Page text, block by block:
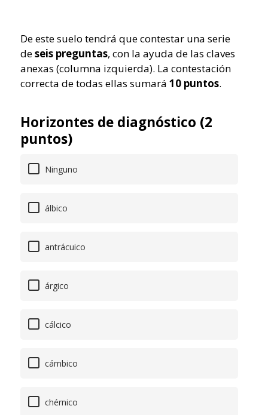
De este suelo tendrá que contestar una serie
deseis preguntas, con la ayuda de las claves
anexas (columna izquierda). La contestación
correcta de todas ellas sumará 10 puntos.
Horizontes de diagnóstico (2
puntos)
Ninguno
álbico
antrácuico
árgico
cálcico
cámbico
chérnico